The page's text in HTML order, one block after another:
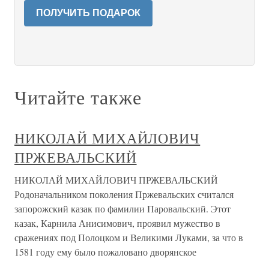
ПОЛУЧИТЬ ПОДАРОК
Читайте также
НИКОЛАЙ МИХАЙЛОВИЧ
ПРЖЕВАЛЬСКИЙ
НИКОЛАЙ МИХАЙЛОВИЧ ПРЖЕВАЛЬСКИЙ
Родоначальником поколения Пржевальских считался
запорожский казак по фамилии Паровальский. Этот
казак, Карнила Анисимович, проявил мужество в
сражениях под Полоцком и Великими Луками, за что в
1581 году ему было пожаловано дворянское